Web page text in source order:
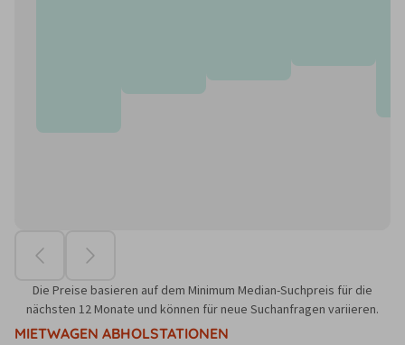
Die Preise basieren auf dem Minimum Median-Suchpreis für die
nächsten 12 Monate und können für neue Suchanfragen variieren.
MIETWAGEN ABHOLSTATIONEN